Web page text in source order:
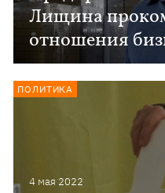
Лищина
отношения
4 мая 2022
ПОЛИТИКА